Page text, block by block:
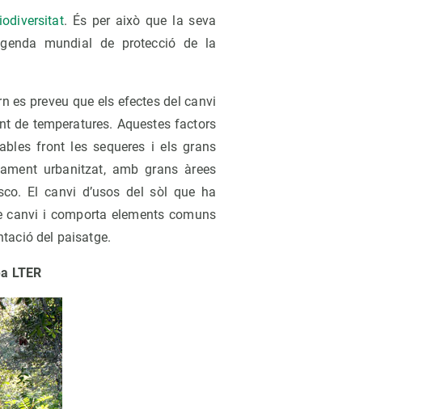
. És per això que la seva
mundial de protecció de la
es preveu que els efectes del canvi
de temperatures. Aquestes factors
front les sequeres i els grans
urbanitzat, amb grans àrees
El canvi d’usos del sòl que ha
i comporta elements comuns
del paisatge.
LTER